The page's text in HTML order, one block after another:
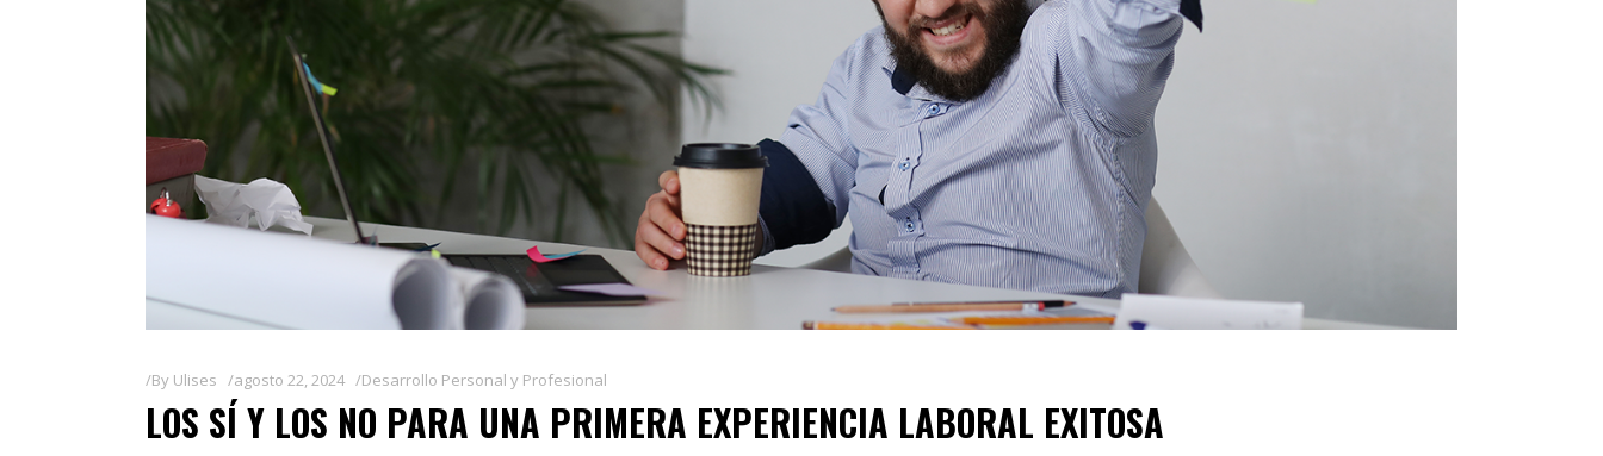
By Ulises agosto 22, 2024 Desarrollo Personal y Profesional
LOS SÍ Y LOS NO PARA UNA PRIMERA EXPERIENCIA LABORAL EXITOSA